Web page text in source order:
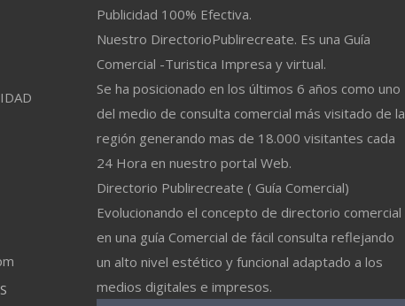
Publicidad 100% Efectiva.
Nuestro DirectorioPublirecreate. Es una Guía
Comercial -Turistica Impresa y virtual.
Se ha posicionado en los últimos 6 años como uno
del medio de consulta comercial más visitado de la
región generando mas de 18.000 visitantes cada
24 Hora en nuestro portal Web.
Directorio Publirecreate ( Guía Comercial)
Evolucionando el concepto de directorio comercial
en una guía Comercial de fácil consulta reflejando
un alto nivel estético y funcional adaptado a los
medios digitales e impresos.